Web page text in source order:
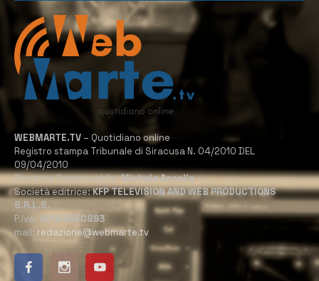
WEBMARTE.TV – Quotidiano online
Registro stampa Tribunale di Siracusa N. 04/2010 DEL
09/04/2010
Direttore Responsabile:Michele Accolla
Società editrice:KFP TELEVISION AND WEB PRODUCTIONS
S.R.L.S.
P.Iva: 02184950893
mail: redazione@webmarte.tv